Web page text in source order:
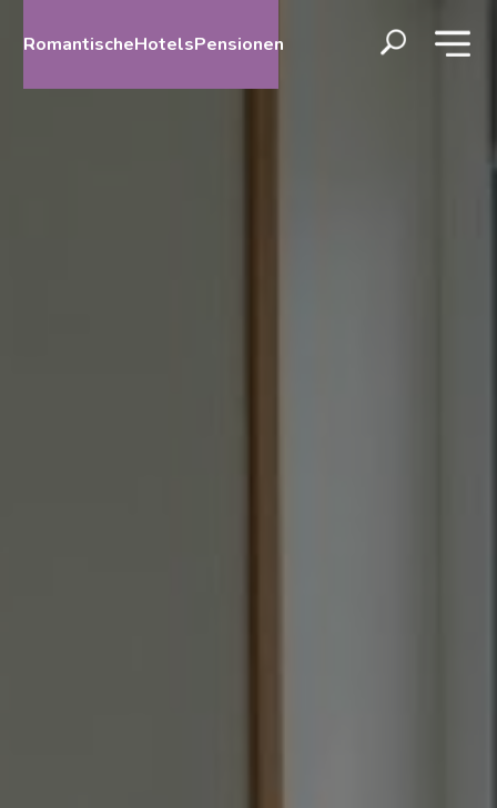
RomantischeHotelsPensionen